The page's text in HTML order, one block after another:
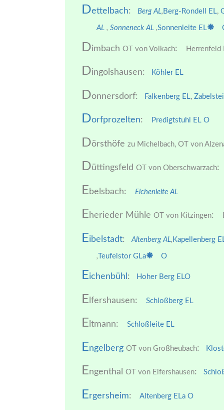
Dettelbach: Berg AL, Berg-Rondell EL,
AL , Sonneneck AL ,Sonnenleite EL
Dimbach OT von Volkach: Herrenfeld
Dingolshausen: Köhler EL
Donnersdorf: Falkenberg EL,
Dorfprozelten: Predigtstuhl EL O
Dörsthöfe zu Michelbach, OT von
Düttingsfeld OT von Oberschwarzach:
E belsbach: Eichenleite AL
E herieder Mühle OT von Kitzingen:
Eibelstadt: Altenberg AL, Kapellenberg
,Teufelstor GLa O
Eichenbühl : Hoher Berg ELO
E lfershausen: Schloßberg EL
E ltmann: Schloßleite EL
Engelberg OT von Großheubach:
Engenthal OT von Elfershausen:
Ergersheim: Altenberg ELa O